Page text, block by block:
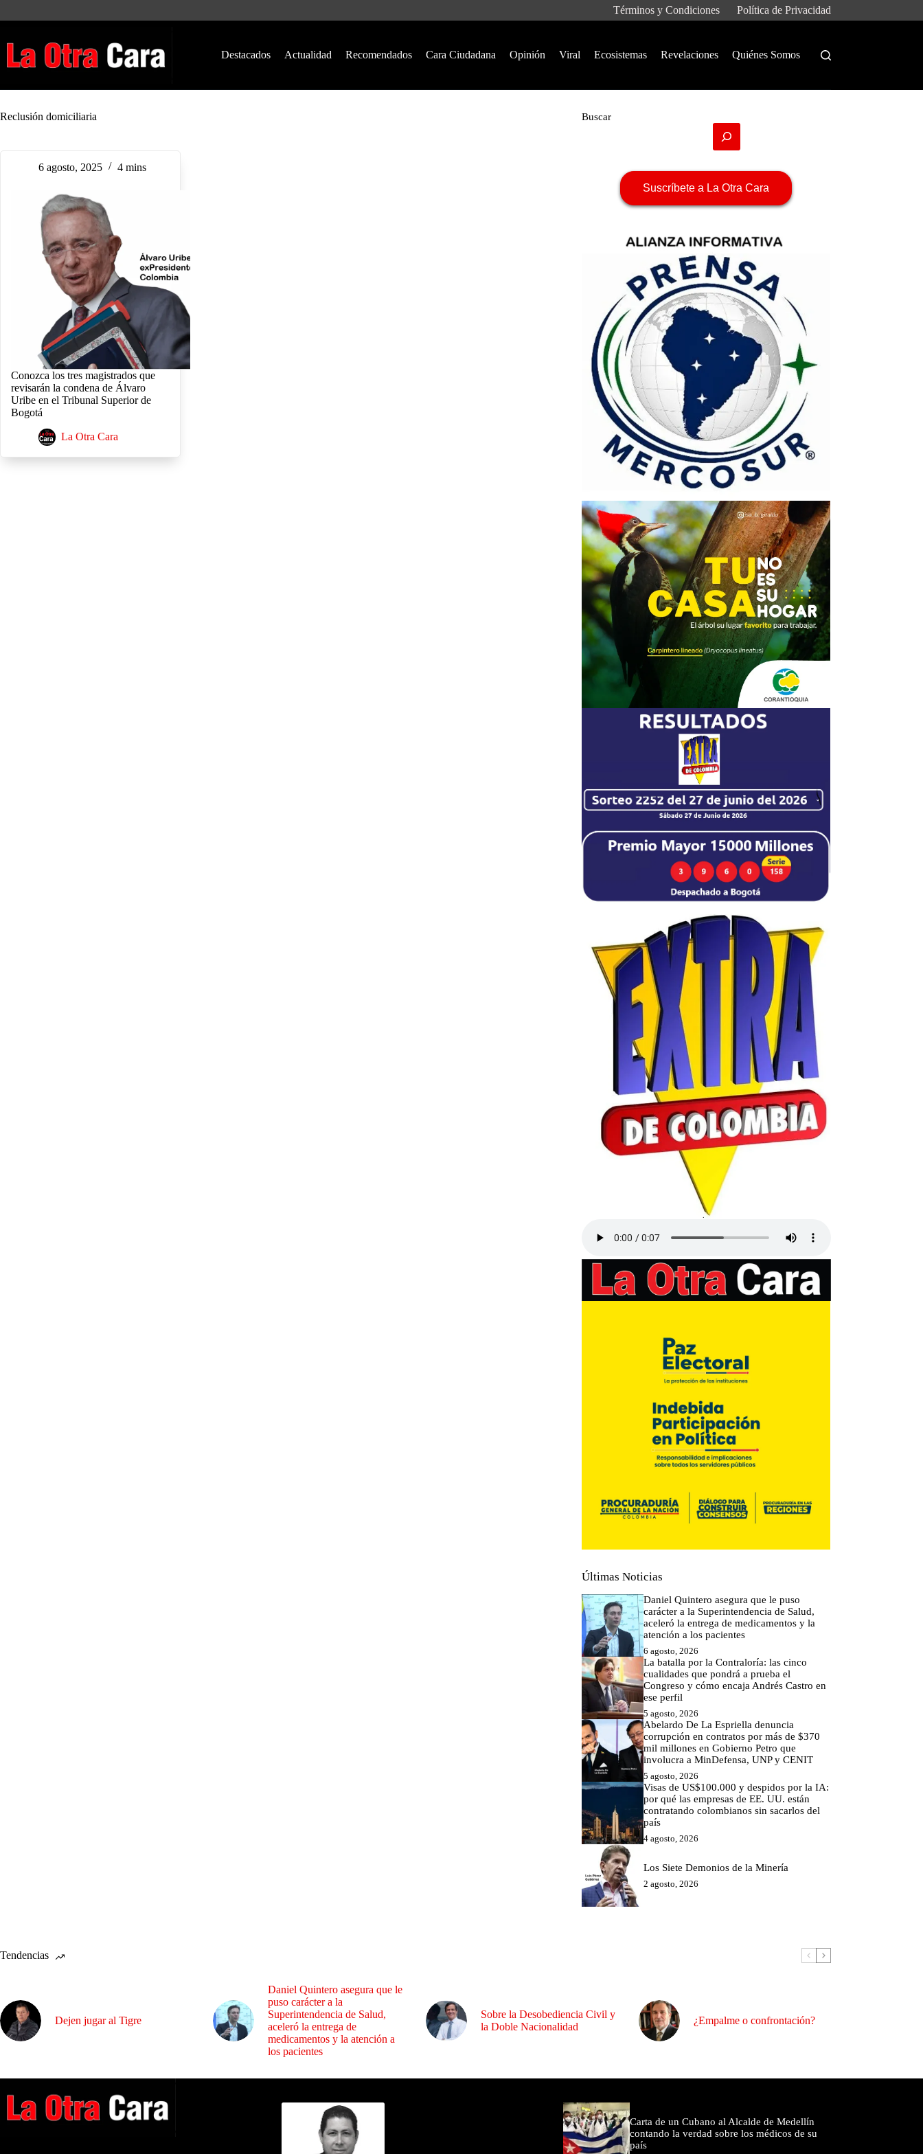
Términos y Condiciones Política de Privacidad
Destacados Actualidad Recomendados Cara Ciudadana Opinión Viral Ecosistemas Revelaciones Quiénes Somos
Reclusión domiciliaria
6 agosto, 2025 4 mins
Conozca los tres magistrados que
revisarán la condena de Álvaro
Uribe en el Tribunal Superior de
Bogotá
La Otra Cara
Buscar
Suscríbete a La Otra Cara
Últimas Noticias
Daniel Quintero asegura que le puso
carácter a la Superintendencia de Salud,
aceleró la entrega de medicamentos y la
atención a los pacientes
6 agosto, 2026
La batalla por la Contraloría: las cinco
cualidades que pondrá a prueba el
Congreso y cómo encaja Andrés Castro en
ese perfil
5 agosto, 2026
Abelardo De La Espriella denuncia
corrupción en contratos por más de $370
mil millones en Gobierno Petro que
involucra a MinDefensa, UNP y CENIT
5 agosto, 2026
Visas de US$100.000 y despidos por la IA:
por qué las empresas de EE. UU. están
contratando colombianos sin sacarlos del
país
4 agosto, 2026
Los Siete Demonios de la Minería
2 agosto, 2026
Tendencias
Dejen jugar al Tigre
Daniel Quintero asegura que le
puso carácter a la
Superintendencia de Salud,
aceleró la entrega de
medicamentos y la atención a
los pacientes
Sobre la Desobediencia Civil y
la Doble Nacionalidad
¿Empalme o confrontación?
Carta de un Cubano al Alcalde de Medellín
contando la verdad sobre los médicos de su
país